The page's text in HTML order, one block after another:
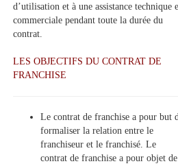
d’utilisation et à une assistance technique
commerciale pendant toute la durée du
contrat.
LES OBJECTIFS DU CONTRAT DE
FRANCHISE
Le contrat de franchise a pour but
formaliser la relation entre le
franchiseur et le franchisé. Le
contrat de franchise a pour objet de